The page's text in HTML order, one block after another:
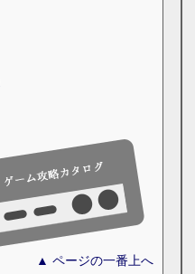
▲ ページの一番上へ